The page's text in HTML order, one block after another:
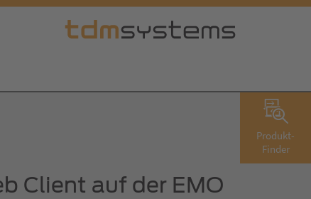
Produkt-
Finder
Client auf der EMO